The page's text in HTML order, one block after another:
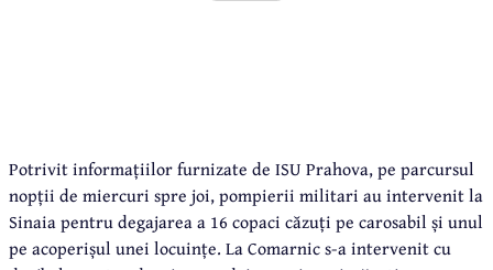
Potrivit informațiilor furnizate de ISU Prahova, pe parcursul
nopții de miercuri spre joi, pompierii militari au intervenit la
Sinaia pentru degajarea a 16 copaci căzuți pe carosabil și unul
pe acoperișul unei locuințe. La Comarnic s-a intervenit cu